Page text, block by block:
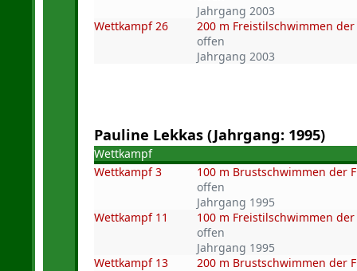
Jahrgang 2003
Wettkampf 26
200 m Freistilschwimmen
offen
Jahrgang 2003
Pauline Lekkas (Jahrgang: 1995)
Wettkampf
Wettkampf 3
100 m Brustschwimmen der
offen
Jahrgang 1995
Wettkampf 11
100 m Freistilschwimmen
offen
Jahrgang 1995
Wettkampf 13
200 m Brustschwimmen der